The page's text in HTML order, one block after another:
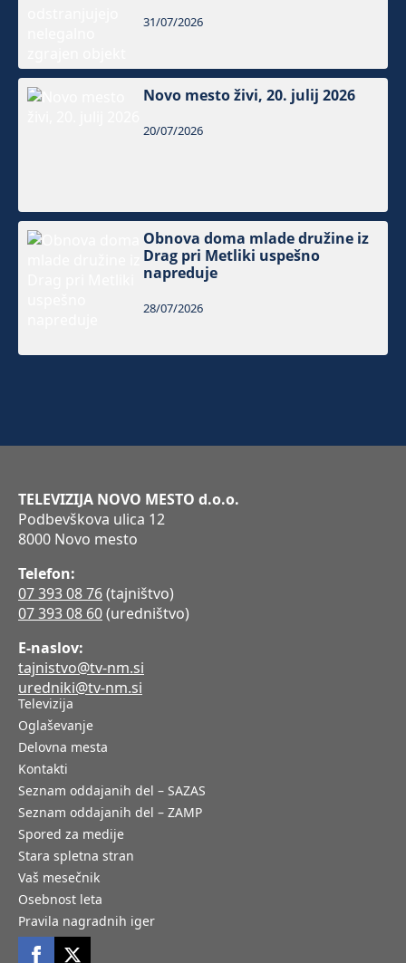
31/07/2026
Novo mesto živi, 20. julij 2026
20/07/2026
Obnova doma mlade družine iz
Drag pri Metliki uspešno
napreduje
28/07/2026
TELEVIZIJA NOVO MESTO d.o.o.
Podbevškova ulica 12
8000 Novo mesto
Telefon:
07 393 08 76(tajništvo)
07 393 08 60(uredništvo)
E-naslov:
tajnistvo@tv-nm.si
uredniki@tv-nm.si
Televizija
Oglaševanje
Delovna mesta
Kontakti
Seznam oddajanih del – SAZAS
Seznam oddajanih del – ZAMP
Spored za medije
Stara spletna stran
Vaš mesečnik
Osebnost leta
Pravila nagradnih iger